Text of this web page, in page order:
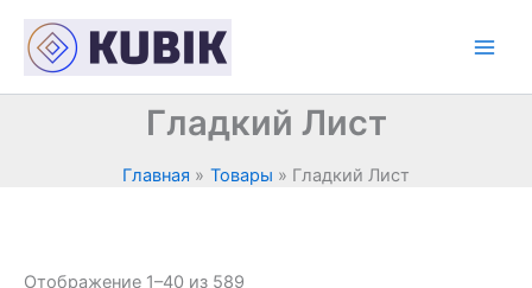
содержимому
Гладкий Лист
Главная Товары Гладкий Лист
Отображение 1–40 из 589